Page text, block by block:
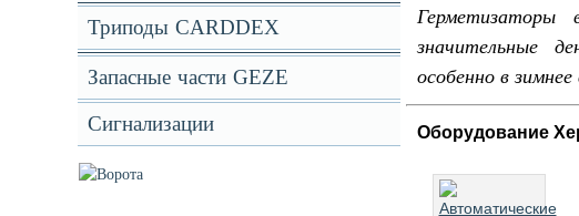
Триподы CARDDEX
Запасные части GEZE
Сигнализации
значительные
особенно в зимнее
Оборудование